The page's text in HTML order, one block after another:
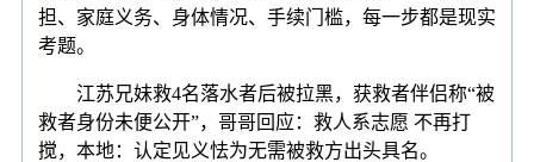
担、家庭义务、身体情况、手续门槛，每一步都是现实
考题。
江苏兄妹救4名落水者后被拉黑，获救者伴侣称“被
救者身份未便公开”，哥哥回应：救人系志愿 不再打
搅，本地：认定见义怯为无需被救方出头具名。